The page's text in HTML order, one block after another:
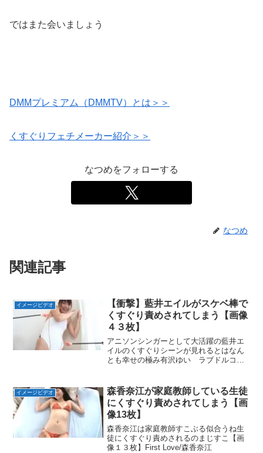
ではまた会いましょう
DMMプレミアム（DMMTV）とは＞＞
くすぐりフェチメーカー紹介＞＞
なつめをフォローする
なつめ
関連記事
イメージビデオ
【衝撃】藍井エイルがスケベ棒で
くすぐり責めされてしまう【画像
４３枚】
アニソンシンガーとして大活躍の藍井エ
イルのくすぐりシーンが見れるとはなん
とも幸せの極み有沢ゆい ラブドルコン
イメージビデオ
森香奈江が家庭教師している生徒
にくすぐり責めされてしまう【画
像13枚】
森香奈江は家庭教師すこぶる似合うね生
徒にくすぐり責めされるのまじすこ【画
像１３枚】First Love/森香奈江